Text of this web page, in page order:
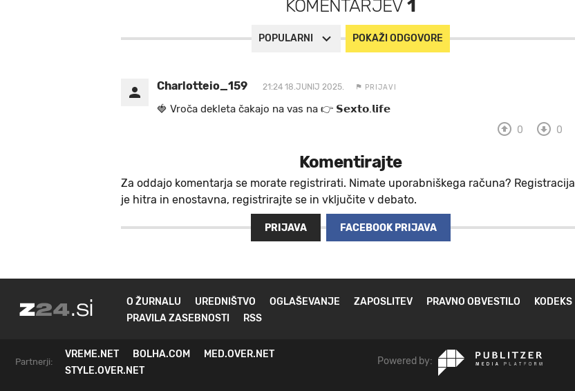
KOMENTARJEV1
POPULARNI POKAŽI ODGOVORE
Charlotteio_159 21:24 18.JUNIJ 2025. PRIJAVI
🍓 V r o č a d e k l e t a ča k a jo na va s n a 👉 𝗦𝗲𝘅𝘁𝗼.𝗹𝗶𝗳𝗲
0 0
Komentirajte
Za oddajo komentarja se morate registrirati. Nimate uporabniškega računa? Registracija
je hitra in enostavna, registrirajte se in vključite v debato.
PRIJAVA FACEBOOK PRIJAVA
O ŽURNALU UREDNIŠTVO OGLAŠEVANJE ZAPOSLITEV PRAVNO OBVESTILO KODEKS
PRAVILA ZASEBNOSTI
RSS
Partnerji:
VREME.NET BOLHA.COM
MED.OVER.NET
STYLE.OVER.NET
Powered by: